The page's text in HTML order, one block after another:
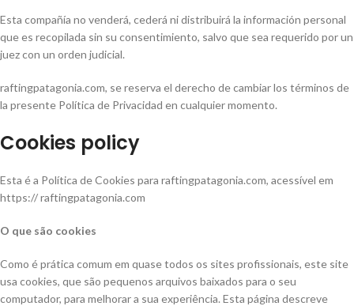
Esta compañía no venderá, cederá ni distribuirá la información personal
que es recopilada sin su consentimiento, salvo que sea requerido por un
juez con un orden judicial.
raftingpatagonia.com, se reserva el derecho de cambiar los términos de
la presente Política de Privacidad en cualquier momento.
Cookies policy
Esta é a Política de Cookies para raftingpatagonia.com, acessível em
https:// raftingpatagonia.com
O que são cookies
Como é prática comum em quase todos os sites profissionais, este site
usa cookies, que são pequenos arquivos baixados para o seu
computador, para melhorar a sua experiência. Esta página descreve